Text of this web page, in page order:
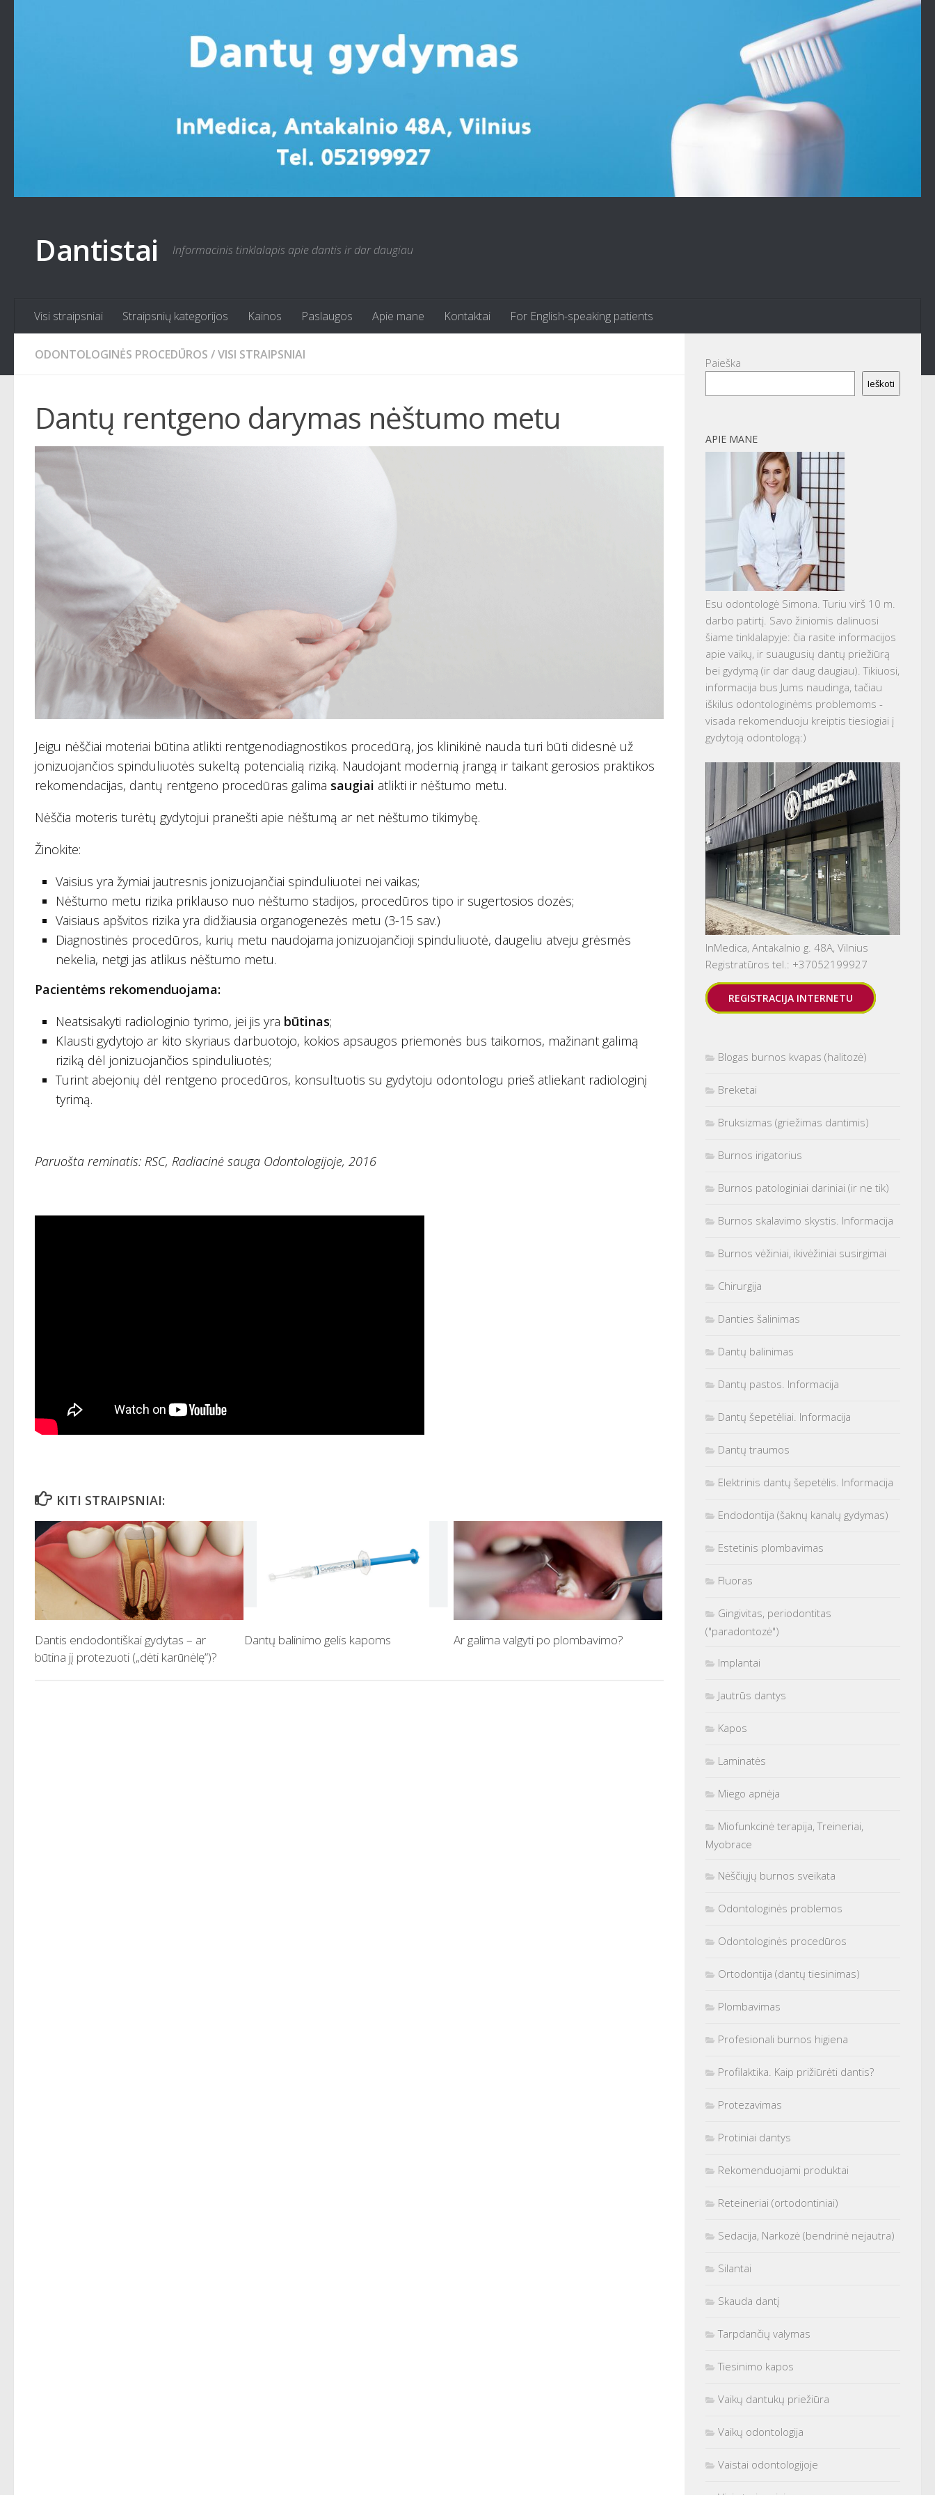
Dantistai Informacinis tinklalapis apie dantis ir dar daugiau
Visi straipsniai Straipsnių kategorijos Kainos Paslaugos Apie mane Kontaktai For English-speaking patients
ODONTOLOGINĖS PROCEDŪROS /VISI STRAIPSNIAI
Dantų rentgeno darymas nėštumo metu
Jeigu nėščiai moteriai būtina atlikti rentgenodiagnostikos procedūrą, jos klinikinė nauda turi būti didesnė už
jonizuojančios spinduliuotės sukeltą potencialią riziką. Naudojant modernią įrangą ir taikant gerosios praktikos
rekomendacijas, dantų rentgeno procedūras galima saugiai atlikti ir nėštumo metu.
Nėščia moteris turėtų gydytojui pranešti apie nėštumą ar net nėštumo tikimybę.
Žinokite:
Vaisius yra žymiai jautresnis jonizuojančiai spinduliuotei nei vaikas;
Nėštumo metu rizika priklauso nuo nėštumo stadijos, procedūros tipo ir sugertosios dozės;
Vaisiaus apšvitos rizika yra didžiausia organogenezės metu (3-15 sav.)
Diagnostinės procedūros, kurių metu naudojama jonizuojančioji spinduliuotė, daugeliu atveju grėsmės
nekelia, netgi jas atlikus nėštumo metu.
Pacientėms rekomenduojama:
Neatsisakyti radiologinio tyrimo, jei jis yra būtinas;
Klausti gydytojo ar kito skyriaus darbuotojo, kokios apsaugos priemonės bus taikomos, mažinant galimą
riziką dėl jonizuojančios spinduliuotės;
Turint abejonių dėl rentgeno procedūros, konsultuotis su gydytoju odontologu prieš atliekant radiologinį
tyrimą.
Paruošta reminatis: RSC, Radiacinė sauga Odontologijoje, 2016
KITI STRAIPSNIAI:
Dantis endodontiškai gydytas – ar
būtina jį protezuoti („dėti karūnėlę”)?
Dantų balinimo gelis kapoms Ar galima valgyti po plombavimo?
Paieška
Ieškoti
APIE MANE
Esu odontologė Simona. Turiu virš 10 m.
darbo patirtį. Savo žiniomis dalinuosi
šiame tinklalapyje: čia rasite informacijos
apie vaikų, ir suaugusių dantų priežiūrą
bei gydymą (ir dar daug daugiau). Tikiuosi,
informacija bus Jums naudinga, tačiau
iškilus odontologinėms problemoms -
visada rekomenduoju kreiptis tiesiogiai į
gydytoją odontologą:)
InMedica, Antakalnio g. 48A, Vilnius
Registratūros tel.: +37052199927
REGISTRACIJA INTERNETU
Blogas burnos kvapas (halitozė)
Breketai
Bruksizmas (griežimas dantimis)
Burnos irigatorius
Burnos patologiniai dariniai (ir ne tik)
Burnos skalavimo skystis. Informacija
Burnos vėžiniai, ikivėžiniai susirgimai
Chirurgija
Danties šalinimas
Dantų balinimas
Dantų pastos. Informacija
Dantų šepetėliai. Informacija
Dantų traumos
Elektrinis dantų šepetėlis. Informacija
Endodontija (šaknų kanalų gydymas)
Estetinis plombavimas
Fluoras
Gingivitas, periodontitas
("paradontozė")
Implantai
Jautrūs dantys
Kapos
Laminatės
Miego apnėja
Miofunkcinė terapija, Treineriai,
Myobrace
Nėščiųjų burnos sveikata
Odontologinės problemos
Odontologinės procedūros
Ortodontija (dantų tiesinimas)
Plombavimas
Profesionali burnos higiena
Profilaktika. Kaip prižiūrėti dantis?
Protezavimas
Protiniai dantys
Rekomenduojami produktai
Reteineriai (ortodontiniai)
Sedacija, Narkozė (bendrinė nejautra)
Silantai
Skauda dantį
Tarpdančių valymas
Tiesinimo kapos
Vaikų dantukų priežiūra
Vaikų odontologija
Vaistai odontologijoje